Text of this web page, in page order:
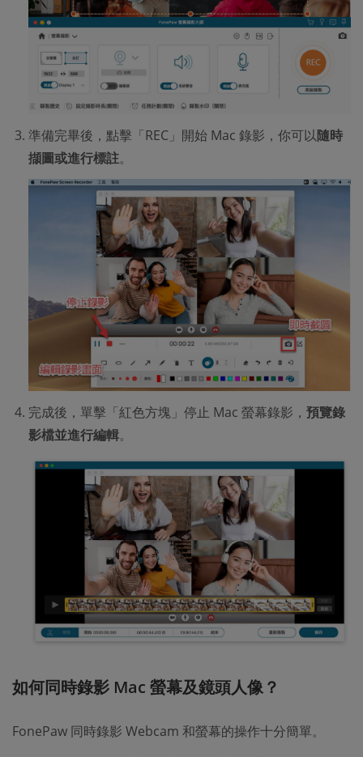
準備完畢後，點擊「REC」開始 Mac 錄影，你可以隨時
擷圖或進行標註。
完成後，單擊「紅色方塊」停止 Mac 螢幕錄影， 預覽錄
影檔並進行編輯。
如何同時錄影 Mac 螢幕及鏡頭人像？
FonePaw 同時錄影 Webcam 和螢幕的操作十分簡單。